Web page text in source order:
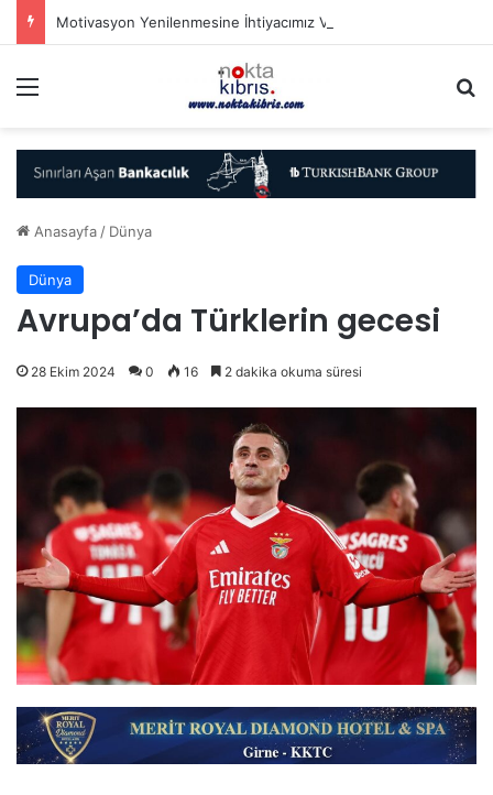
Motivasyon Yenilenmesine İhtiyacımız Var
Anasayfa / Dünya
Dünya
Avrupa’da Türklerin gecesi
28 Ekim 2024 0 16 2 dakika okuma süresi